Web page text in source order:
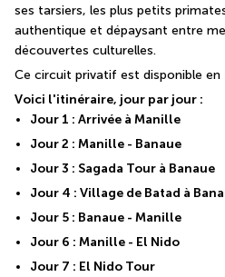
ses tarsiers, les plus petits
authentique et dépaysant entre
découvertes culturelles.
Ce circuit privatif est disponible en
Voici l'itinéraire, jour par jour :
Jour 1 : Arrivée à Manille
Jour 2 : Manille - Banaue
Jour 3 : Sagada Tour à Banaue
Jour 4 : Village de Batad à
Jour 5 : Banaue - Manille
Jour 6 : Manille - El Nido
Jour 7 : El Nido Tour